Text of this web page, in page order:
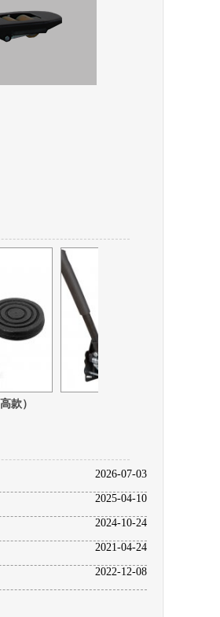
2026-07-03
2025-04-10
2024-10-24
2021-04-24
2022-12-08